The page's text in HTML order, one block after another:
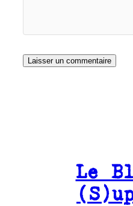
Le